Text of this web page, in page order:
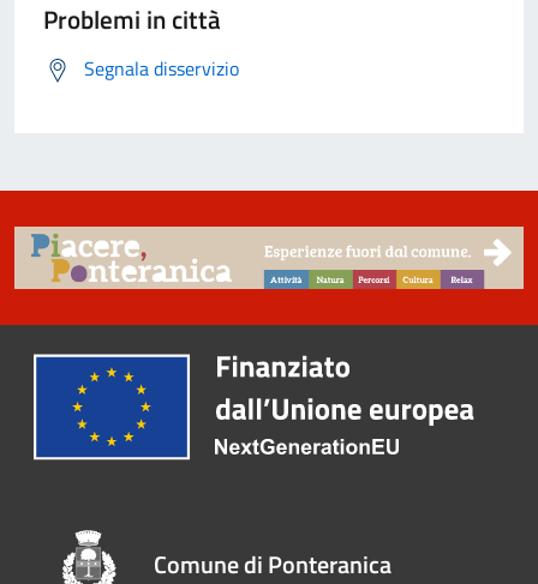
Problemi in città
Segnala disservizio
Comune di Ponteranica